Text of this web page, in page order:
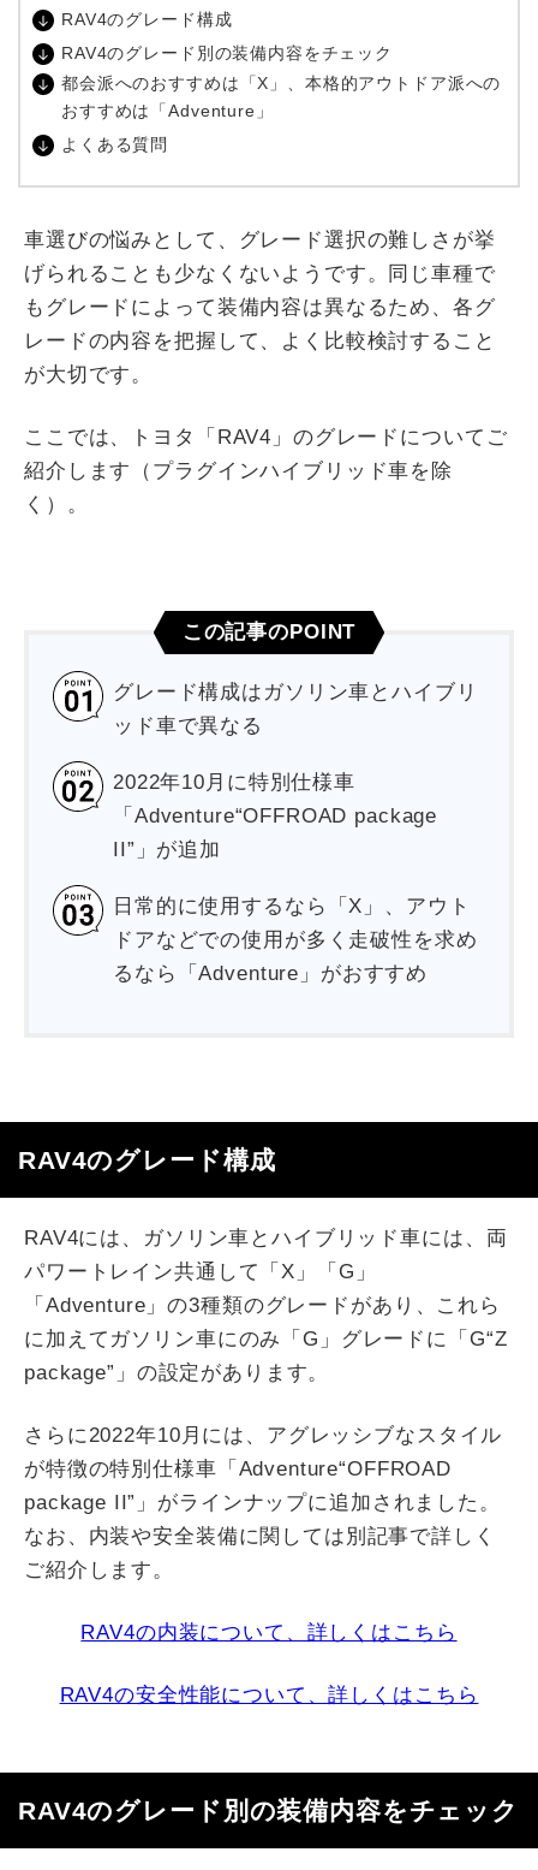
RAV4のグレード構成
RAV4のグレード別の装備内容をチェック
都会派へのおすすめは「X」、本格的アウトドア派への
おすすめは「Adventure」
よくある質問
車選びの悩みとして、グレード選択の難しさが挙
げられることも少なくないようです。同じ車種で
もグレードによって装備内容は異なるため、各グ
レードの内容を把握して、よく比較検討すること
が大切です。
ここでは、トヨタ「RAV4」のグレードについてご
紹介します（プラグインハイブリッド車を除
く）。
この記事のPOINT
グレード構成はガソリン車とハイブリ
ッド車で異なる
2022年10月に特別仕様車
「Adventure“OFFROAD package
II”」が追加
日常的に使用するなら「X」、アウト
ドアなどでの使用が多く走破性を求め
るなら「Adventure」がおすすめ
RAV4のグレード構成
RAV4には、ガソリン車とハイブリッド車には、両
パワートレイン共通して「X」「G」
「Adventure」の3種類のグレードがあり、これら
に加えてガソリン車にのみ「G」グレードに「G“Z
package”」の設定があります。
さらに2022年10月には、アグレッシブなスタイル
が特徴の特別仕様車「Adventure“OFFROAD
package II”」がラインナップに追加されました。
なお、内装や安全装備に関しては別記事で詳しく
ご紹介します。
RAV4の内装について、詳しくはこちら
RAV4の安全性能について、詳しくはこちら
RAV4のグレード別の装備内容をチェック